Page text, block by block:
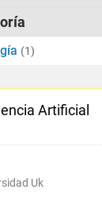
(1)
Artificial
Uk